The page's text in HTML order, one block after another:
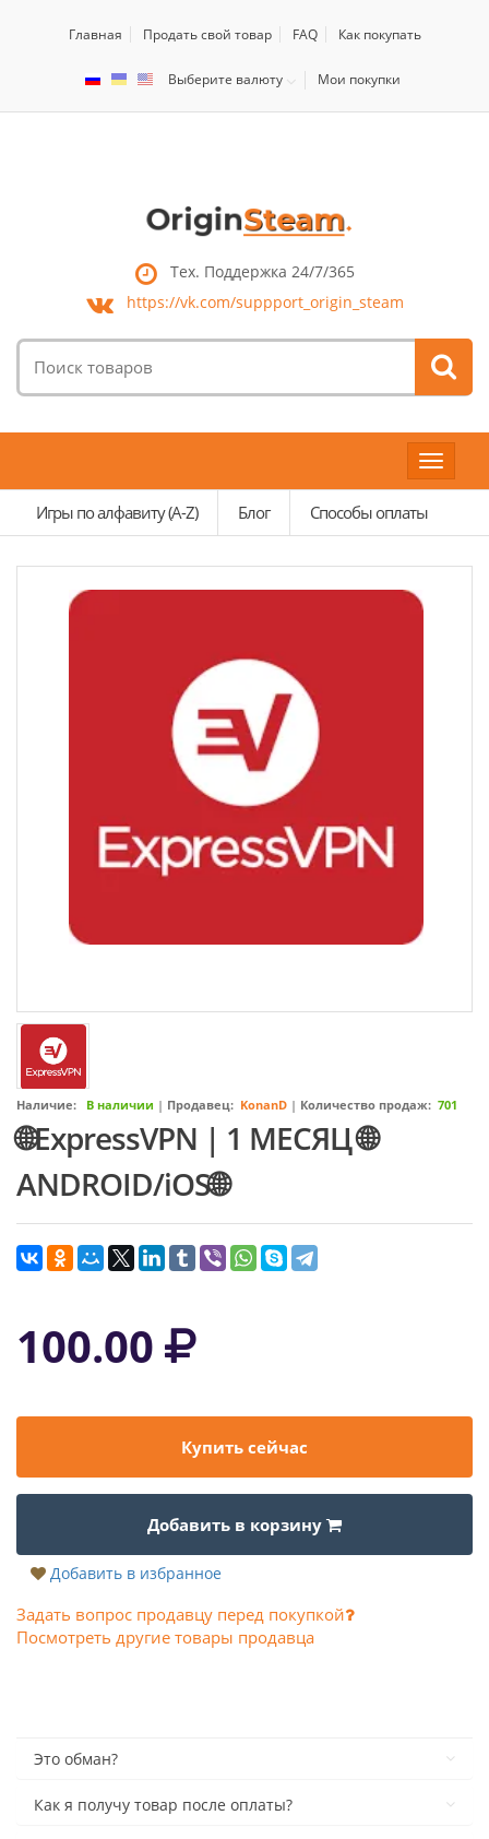
Главная Продать свой товар FAQ Как покупать
Выберите валюту Мои покупки
Тех. Поддержка 24/7/365
https://vk.com/suppport_origin_steam
товаров:
Toggle
Игры по алфавиту (A-Z)
Блог Способы оплаты
Наличие: В наличии | Продавец: KonanD | Количество продаж: 701
🌐ExpressVPN | 1 МЕСЯЦ 🌐
ANDROID/iOS🌐
100.00
Купить сейчас
Добавить в корзину
Добавить в избранное
Задать вопрос продавцу перед покупкой
Посмотреть другие товары продавца
Это обман?
Как я получу товар после оплаты?